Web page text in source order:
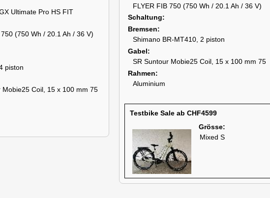
Ultimate Pro HS FIT
(750 Wh / 20.1 Ah / 36 V)
piston
Mobie25 Coil, 15 x 100 mm 75
FLYER FIB 750 (750 Wh / 20.1 Ah / 36 V)
Schaltung
Bremsen
Shimano BR-MT410, 2 piston
Gabel
SR Suntour Mobie25 Coil, 15 x 100 mm 75
Rahmen
Aluminium
Testbike Sale ab CHF4599
Grösse:
Mixed S